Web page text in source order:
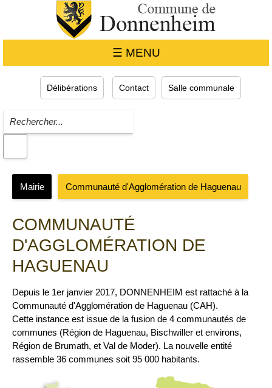
☰ MENU
Délibérations Contact Salle communale
Mairie Communauté d'Agglomération de Haguenau
COMMUNAUTÉ
D'AGGLOMÉRATION DE
HAGUENAU
Depuis le 1er janvier 2017, DONNENHEIM est rattaché à la
Communauté d'Agglomération de Haguenau (CAH).
Cette instance est issue de la fusion de 4 communautés de
communes (Région de Haguenau, Bischwiller et environs,
Région de Brumath, et Val de Moder). La nouvelle entité
rassemble 36 communes soit 95 000 habitants.